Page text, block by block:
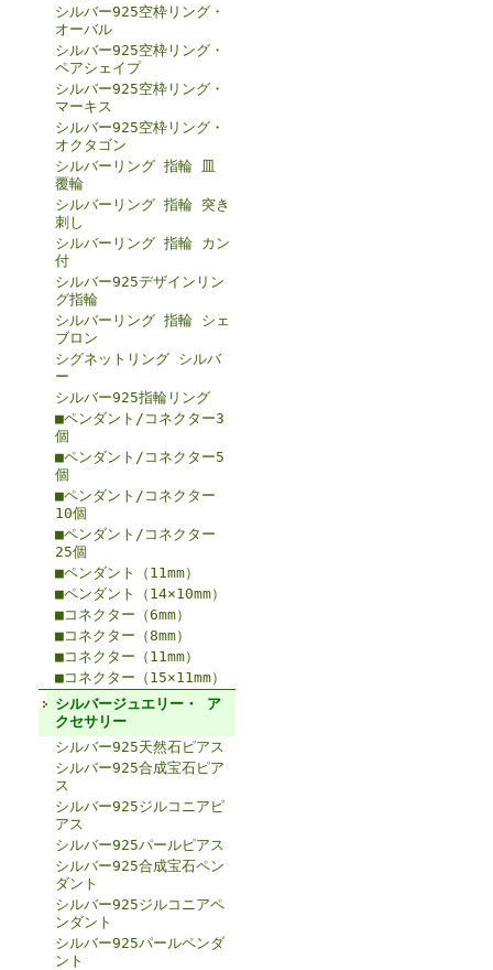
シルバー925空枠リング・
オーバル
シルバー925空枠リング・
ペアシェイプ
シルバー925空枠リング・
マーキス
シルバー925空枠リング・
オクタゴン
シルバーリング 指輪 皿
覆輪
シルバーリング 指輪 突き
刺し
シルバーリング 指輪 カン
付
シルバー925デザインリン
グ指輪
シルバーリング 指輪 シェ
ブロン
シグネットリング シルバ
ー
シルバー925指輪リング
■ペンダント/コネクター3
個
■ペンダント/コネクター5
個
■ペンダント/コネクター
10個
■ペンダント/コネクター
25個
■ペンダント（11mm）
■ペンダント（14×10mm）
■コネクター（6mm）
■コネクター（8mm）
■コネクター（11mm）
■コネクター（15×11mm）
シルバージュエリー・ ア
クセサリー
シルバー925天然石ピアス
シルバー925合成宝石ピア
ス
シルバー925ジルコニアピ
アス
シルバー925パールピアス
シルバー925合成宝石ペン
ダント
シルバー925ジルコニアペ
ンダント
シルバー925パールペンダ
ント